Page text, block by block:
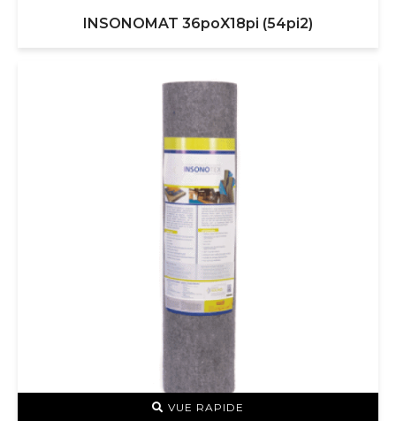
INSONOMAT 36poX18pi (54pi2)
VUE RAPIDE